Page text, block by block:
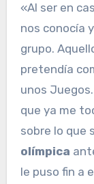
«Al ser en
nos conocía
grupo.
pretendía
unos
que ya me
sobre lo que
olímpica
le puso fin a